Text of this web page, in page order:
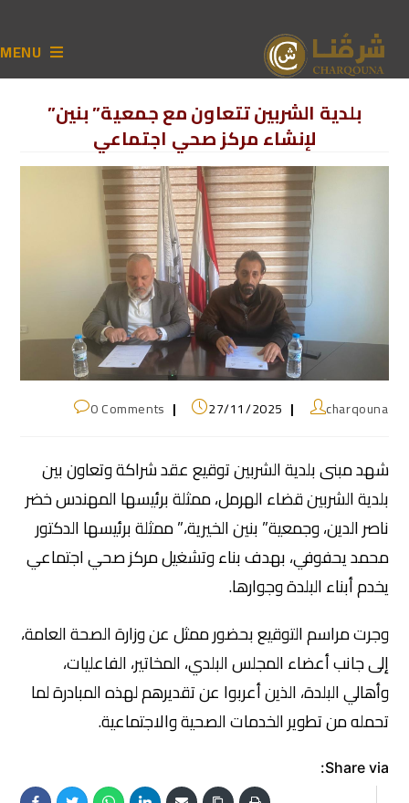
MENU
بلدية الشربين تتعاون مع جمعية” بنين”
لإنشاء مركز صحي اجتماعي
charqouna
27/11/2025
0 Comments
شهد مبنى بلدية الشربين توقيع عقد شراكة وتعاون بين
بلدية الشربين قضاء الهرمل، ممثلة برئيسها المهندس خضر
ناصر الدين، وجمعية” بنين الخيرية،” ممثلة برئيسها الدكتور
محمد يحفوفي، بهدف بناء وتشغيل مركز صحي اجتماعي
يخدم أبناء البلدة وجوارها.
وجرت مراسم التوقيع بحضور ممثل عن وزارة الصحة العامة،
إلى جانب أعضاء المجلس البلدي، المخاتير، الفاعليات،
وأهالي البلدة، الذين أعربوا عن تقديرهم لهذه المبادرة لما
تحمله من تطوير الخدمات الصحية والاجتماعية.
Share via: